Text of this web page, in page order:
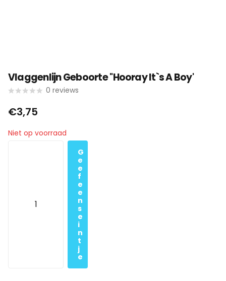
Vlaggenlijn Geboorte ''Hooray It`s A Boy'
0 reviews
€3,75
Niet op voorraad
G
e
e
f
e
e
n
s
e
i
n
t
j
e